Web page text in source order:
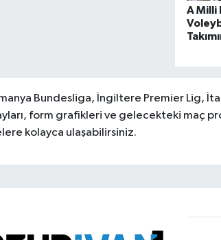
A Milli
Bundesliga, İngiltere Premier Lig,
form grafikleri ve gelecekteki maç
kolayca ulaşabilirsiniz.